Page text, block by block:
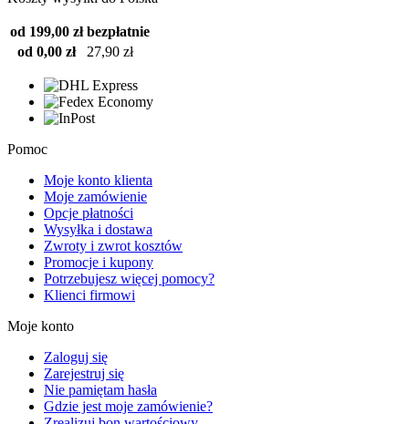
od 199,00 zł bezpłatnie
od 0,00 zł
27,90 zł
Pomoc
Moje konto klienta
Moje zamówienie
Opcje płatności
Wysyłka i dostawa
Zwroty i zwrot kosztów
Promocje i kupony
Potrzebujesz więcej pomocy?
Klienci firmowi
Moje konto
Zaloguj się
Zarejestruj się
Nie pamiętam hasła
Gdzie jest moje zamówienie?